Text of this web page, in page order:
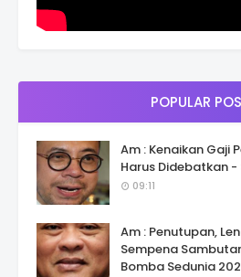
POPULAR
Am : Kenaikan Gaji
Harus Didebatkan -
09:11
Am : Penutupan,
Sempena
Bomba Sedunia